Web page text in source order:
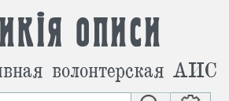
описи
волонтерская АИС